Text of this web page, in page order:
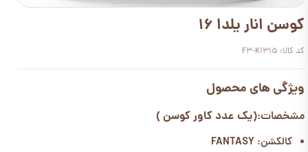
کوسن انار یلدا 16
کد کالا: F3-K1315
ویژگی های محصول
مشخصات:(یک عدد کاور کوسن )
کالکشن: FANTASY